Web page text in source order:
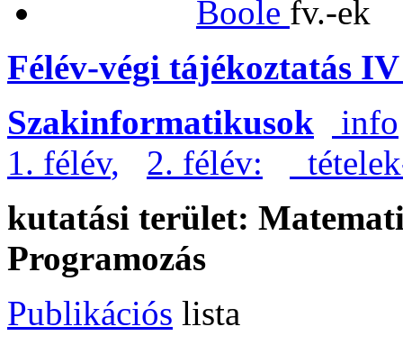
Boole fv.-ek
Félév-végi tájékoztatás IV
Szakinformatikusok
info
1. félév, 2. félév:
kutatási terület:
Programozás
Publikációs lista